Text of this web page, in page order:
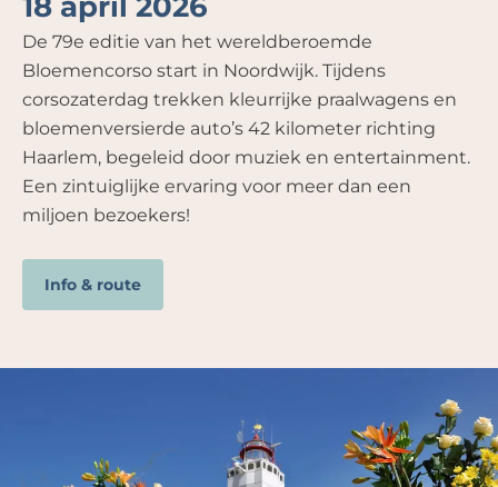
De 79e editie van het wereldberoemde
Bloemencorso start in Noordwijk. Tijdens
corsozaterdag trekken kleurrijke praalwagens en
bloemenversierde auto’s 42 kilometer richting
Haarlem, begeleid door muziek en entertainment.
Een zintuiglijke ervaring voor meer dan een
miljoen bezoekers!
Info & route